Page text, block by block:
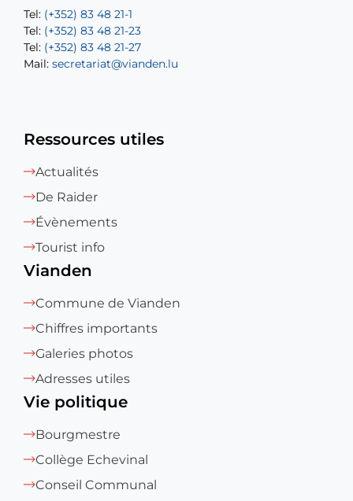
Tel: (+352) 83 48 21-1
Tel: (+352) 83 48 21-23
Tel: (+352) 83 48 21-27
Mail: secretariat@vianden.lu
Tel: (+352) 83 48 21-20
Tel: (+352) 83 48 21-22
Mail:sofia.carvalho@vianden.lu
Mail: diane.storn@vianden.lu
Ressources utiles
Actualités
De Raider
Évènements
Tourist info
Vianden
Commune de Vianden
Chiffres importants
Galeries photos
Adresses utiles
Vie politique
Bourgmestre
Collège Echevinal
Conseil Communal